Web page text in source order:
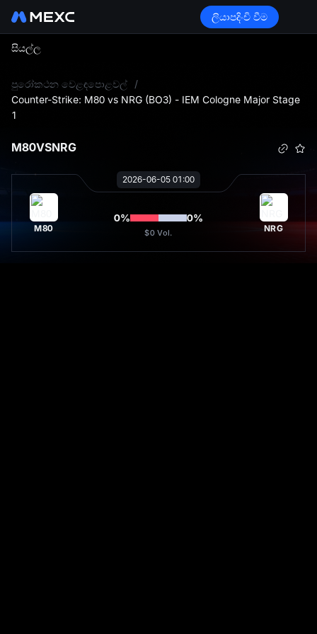
ලියාපදිංචි වීම
සියල්ල
පුරෝකථන වෙළඳපොළවල්
/
Counter-Strike: M80 vs NRG (BO3) - IEM Cologne Major Stage
1
M80VSNRG
2026-06-05 01:00
M80
0% 0%
$0 Vol. NRG